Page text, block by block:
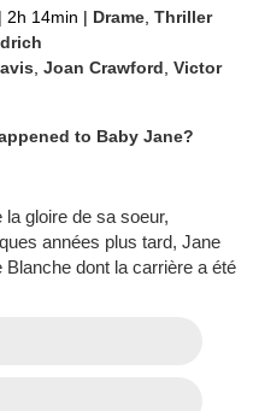
| 2h 14min | Drame ,Thriller
,Joan Crawford ,Victor
to Baby Jane?
gloire de sa soeur,
années plus tard, Jane
dont la carrière a été